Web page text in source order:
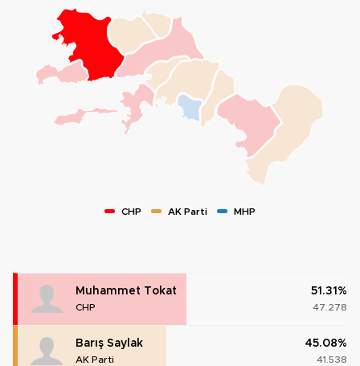
CHP AK Parti MHP
Muhammet Tokat
CHP
51.31%
47.278
Barış Saylak
AK Parti
45.08%
41.538